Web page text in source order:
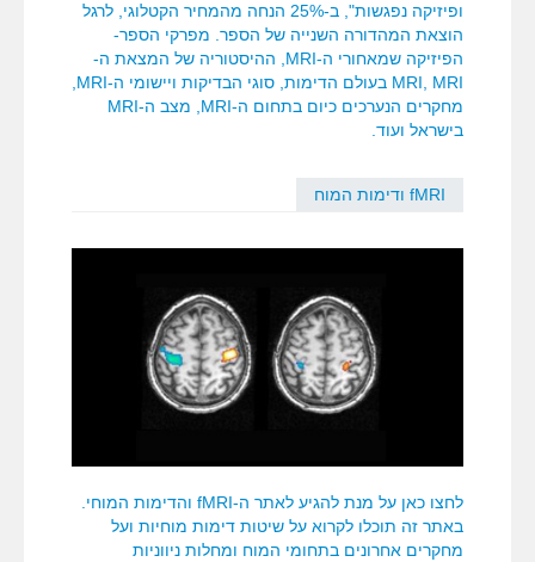
ופיזיקה נפגשות", ב-25% הנחה מהמחיר הקטלוגי, לרגל
הוצאת המהדורה השנייה של הספר. מפרקי הספר-
הפיזיקה שמאחורי ה-MRI, ההיסטוריה של המצאת ה-
מחקרים הנערכים כיום בתחום ה-MRI, מצב ה-MRI
בישראל ועוד.
fMRI ודימות המוח
לחצו כאן על מנת להגיע לאתר ה-fMRI והדימות המוחי.
באתר זה תוכלו לקרוא על שיטות דימות מוחיות ועל
מחקרים אחרונים בתחומי המוח ומחלות ניווניות